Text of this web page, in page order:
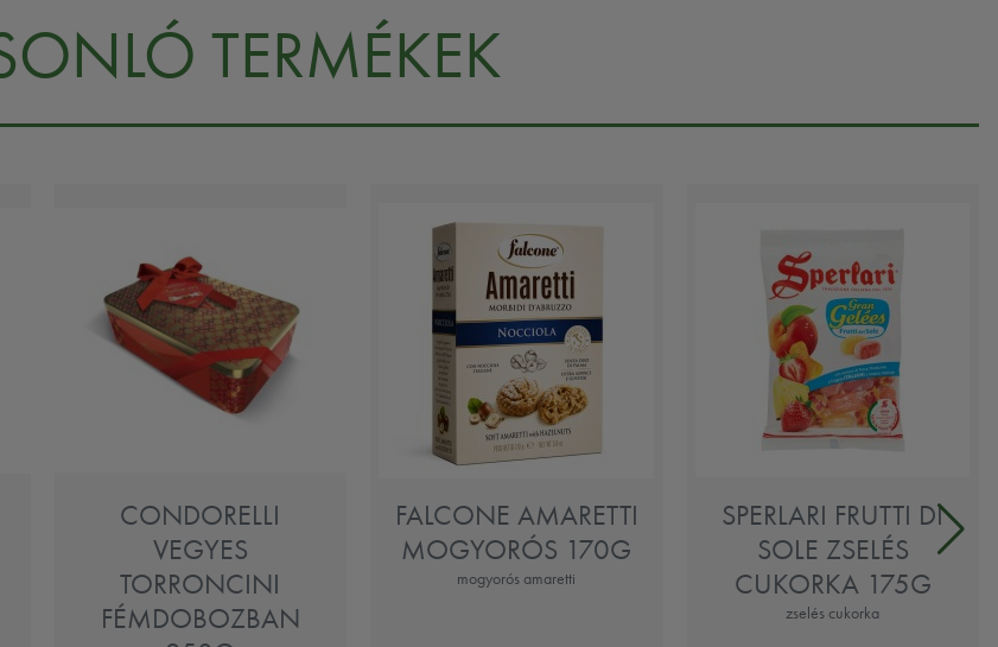
TERMÉKEK
CONDORELLI
VEGYES
TORRONCINI
FÉMDOBOZBAN
FALCONE AMARETTI
MOGYORÓS 170G
mogyorós amaretti
SPERLARI FRUTTI DI
SOLE ZSELÉS
CUKORKA 175G
zselés cukorka